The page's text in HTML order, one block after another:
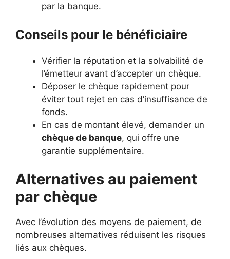
par la banque.
Conseils pour le bénéficiaire
Vérifier la réputation et la solvabilité de
l’émetteur avant d’accepter un chèque.
Déposer le chèque rapidement pour
éviter tout rejet en cas d’insuffisance de
fonds.
En cas de montant élevé, demander un
chèque de banque, qui offre une
garantie supplémentaire.
Alternatives au paiement
par chèque
Avec l’évolution des moyens de paiement, de
nombreuses alternatives réduisent les risques
liés aux chèques.